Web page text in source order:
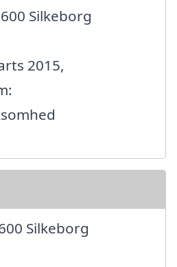
Silkeborg
2015,
Silkeborg